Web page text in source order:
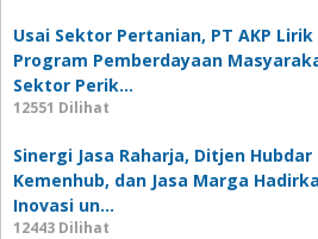
Usai Sektor Pertanian, PT AKP Lirik
Program Pemberdayaan
Sektor Perik…
12551 Dilihat
Sinergi Jasa Raharja, Ditjen Hubdar
Kemenhub, dan Jasa Marga
Inovasi un…
12443 Dilihat